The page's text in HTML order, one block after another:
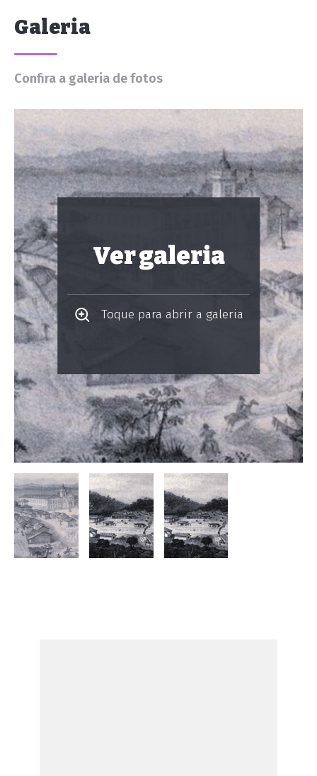
Galeria
Confira a galeria de fotos
Ver galeria
Toque para abrir a galeria